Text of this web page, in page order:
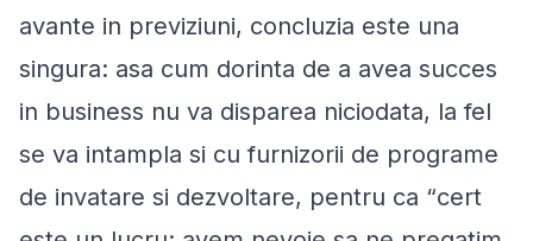
avante in previziuni, concluzia este una
singura: asa cum dorinta de a avea succes
in business nu va disparea niciodata, la fel
se va intampla si cu furnizorii de programe
de invatare si dezvoltare, pentru ca “cert